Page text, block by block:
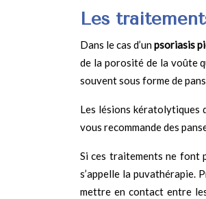
Les
Dans le cas d’unpsoriasis
de la porosité de la voûte
souvent sous forme de
Les lésions kératolytiques
vous recommande des
Si ces traitements ne font
s’appelle la puvathérapie.
mettre en contact entre